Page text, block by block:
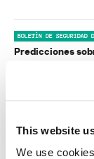
This website
We use
BOLETÍN DE SEGURIDAD
Predicciones